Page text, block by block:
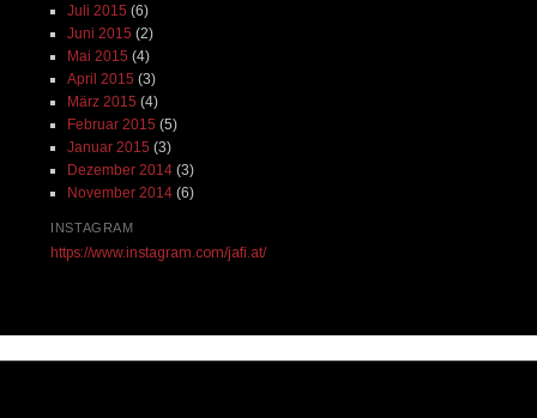
Juli 2015 (6)
Juni 2015 (2)
Mai 2015 (4)
April 2015 (3)
März 2015 (4)
Februar 2015 (5)
Januar 2015 (3)
Dezember 2014(3)
November 2014(6)
INSTAGRAM
https://www.instagram.com/jafi.at/